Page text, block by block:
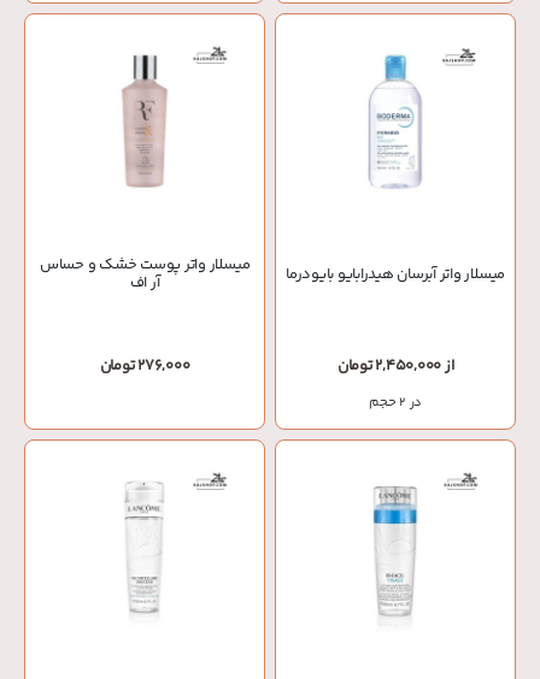
میسلار واتر آبرسان هیدرابایو بایودرما
از 2,450,000 تومان
در 2 حجم
میسلار واتر پوست خشک و حساس
آر اف
276,000 تومان